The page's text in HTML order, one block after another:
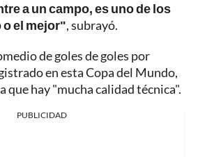
a un campo, es uno de los
o el mejor", subrayó.
de goles de goles por
en esta Copa del Mundo,
que hay "mucha calidad técnica".
PUBLICIDAD